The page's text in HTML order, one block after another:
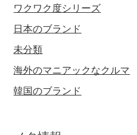
ワクワク度シリーズ
日本のブランド
未分類
海外のマニアックなクルマ
韓国のブランド